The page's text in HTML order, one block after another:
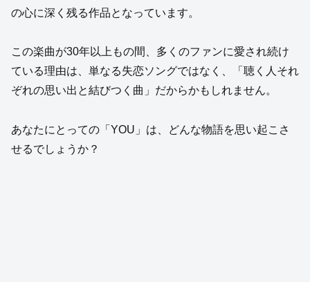
の心に深く残る作品となっています。
この楽曲が30年以上もの間、多くのファンに愛され続け
ている理由は、単なる失恋ソングではなく、「聴く人それ
ぞれの思い出と結びつく曲」だからかもしれません。
あなたにとっての「YOU」は、どんな物語を思い起こさ
せるでしょうか？